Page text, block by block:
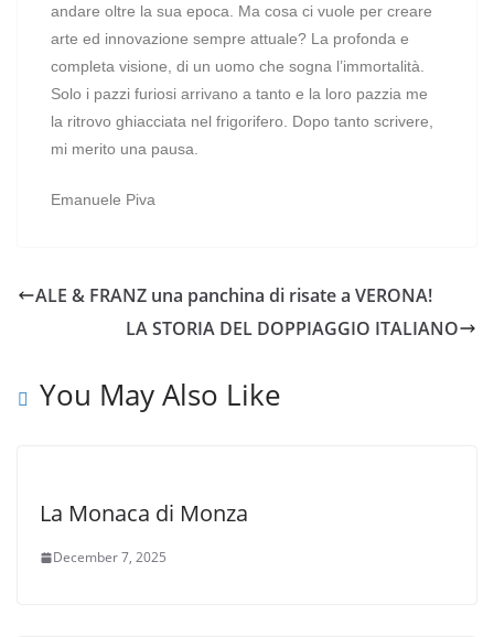
andare oltre la sua epoca. Ma cosa ci vuole per creare
arte ed innovazione sempre attuale? La profonda e
completa visione, di un uomo che sogna l’immortalità.
Solo i pazzi furiosi arrivano a tanto e la loro pazzia me
la ritrovo ghiacciata nel frigorifero. Dopo tanto scrivere,
mi merito una pausa.
Emanuele Piva
ALE & FRANZ una panchina di risate a VERONA!
LA STORIA DEL DOPPIAGGIO ITALIANO
You May Also Like
La Monaca di Monza
December 7, 2025